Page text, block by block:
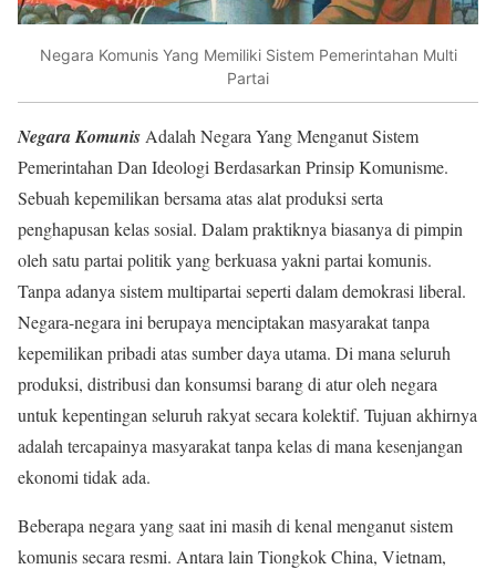
Negara Komunis Yang Memiliki Sistem Pemerintahan Multi
Partai
Negara Komunis Adalah Negara Yang Menganut Sistem
Pemerintahan Dan Ideologi Berdasarkan Prinsip Komunisme.
Sebuah kepemilikan bersama atas alat produksi serta
penghapusan kelas sosial. Dalam praktiknya biasanya di pimpin
oleh satu partai politik yang berkuasa yakni partai komunis.
Tanpa adanya sistem multipartai seperti dalam demokrasi liberal.
Negara-negara ini berupaya menciptakan masyarakat tanpa
kepemilikan pribadi atas sumber daya utama. Di mana seluruh
produksi, distribusi dan konsumsi barang di atur oleh negara
untuk kepentingan seluruh rakyat secara kolektif. Tujuan akhirnya
adalah tercapainya masyarakat tanpa kelas di mana kesenjangan
ekonomi tidak ada.
Beberapa negara yang saat ini masih di kenal menganut sistem
komunis secara resmi. Antara lain Tiongkok China, Vietnam,